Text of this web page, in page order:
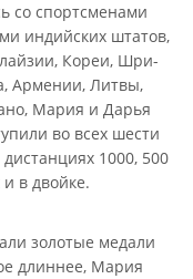
со спортсменами
индийских штатов,
Кореи, Шри-
Армении, Литвы,
Мария и Дарья
во всех шести
1000, 500
в двойке.
золотые медали
длиннее, Мария